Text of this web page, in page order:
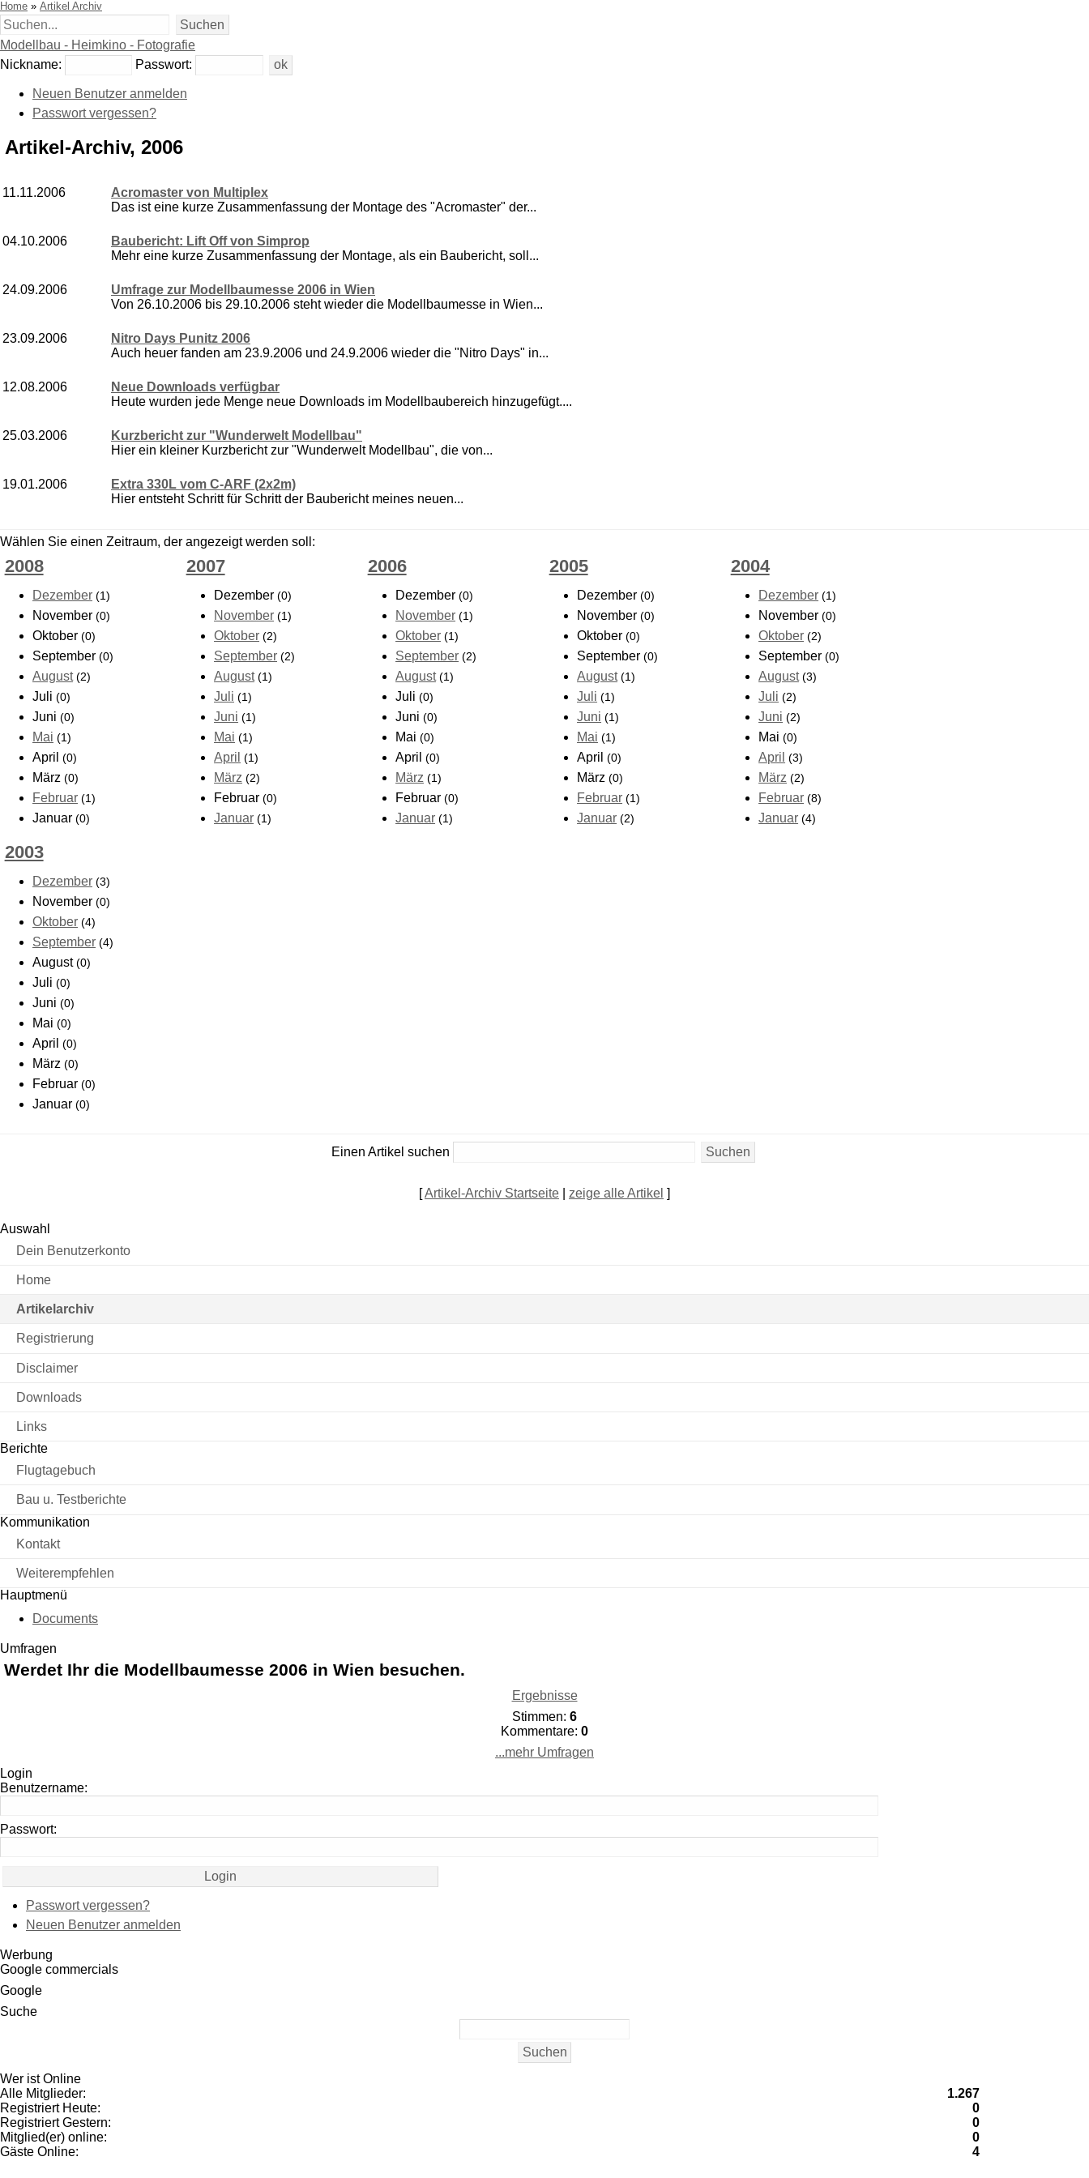
Home » Artikel Archiv
Modellbau - Heimkino - Fotografie
Nickname:
Passwort:
Neuen Benutzer anmelden
Passwort vergessen?
Artikel-Archiv, 2006
11.11.2006
Acromaster von Multiplex
Das ist eine kurze Zusammenfassung der Montage des "Acromaster" der...
04.10.2006
Baubericht: Lift Off von Simprop
Mehr eine kurze Zusammenfassung der Montage, als ein Baubericht, soll...
24.09.2006
Umfrage zur Modellbaumesse 2006 in Wien
Von 26.10.2006 bis 29.10.2006 steht wieder die Modellbaumesse in Wien...
23.09.2006
Nitro Days Punitz 2006
Auch heuer fanden am 23.9.2006 und 24.9.2006 wieder die "Nitro Days" in...
12.08.2006
Neue Downloads verfügbar
Heute wurden jede Menge neue Downloads im Modellbaubereich hinzugefügt....
25.03.2006
Kurzbericht zur "Wunderwelt Modellbau"
Hier ein kleiner Kurzbericht zur "Wunderwelt Modellbau", die von...
19.01.2006
Extra 330L vom C-ARF (2x2m)
Hier entsteht Schritt für Schritt der Baubericht meines neuen...
Wählen Sie einen Zeitraum, der angezeigt werden soll:
2008
Dezember (1)
November (0)
Oktober (0)
September (0)
August (2)
Juli (0)
Juni (0)
Mai (1)
April (0)
März (0)
Februar (1)
Januar (0)
2007
Dezember(0)
November (1)
Oktober (2)
September (2)
August (1)
Juli (1)
Juni (1)
Mai (1)
April (1)
März (2)
Februar(0)
Januar (1)
2006
Dezember(0)
November (1)
Oktober (1)
September (2)
August (1)
Juli(0)
Juni(0)
Mai(0)
April(0)
März (1)
Februar(0)
Januar (1)
2005
Dezember(0)
November(0)
Oktober(0)
September(0)
August (1)
Juli (1)
Juni (1)
Mai (1)
April(0)
März(0)
Februar (1)
Januar (2)
2004
Dezember (1)
November(0)
Oktober (2)
September(0)
August (3)
Juli (2)
Juni (2)
Mai(0)
April (3)
März (2)
Februar (8)
Januar (4)
2003
Dezember (3)
November (0)
Oktober (4)
September (4)
August (0)
Juli (0)
Juni (0)
Mai (0)
April (0)
März (0)
Februar (0)
Januar (0)
Einen Artikel suchen
[Artikel-Archiv Startseite zeige alle Artikel ]
Auswahl
Dein Benutzerkonto
Home
Artikelarchiv
Registrierung
Disclaimer
Downloads
Links
Berichte
Flugtagebuch
Bau u. Testberichte
Kommunikation
Kontakt
Weiterempfehlen
Hauptmenü
Documents
Umfragen
Werdet Ihr die Modellbaumesse 2006 in Wien besuchen.
Ergebnisse
Stimmen: 6
Kommentare: 0
...mehr Umfragen
Login
Benutzername:
Passwort:
Passwort vergessen?
Neuen Benutzer anmelden
Werbung
Google commercials
Google
Suche
Wer ist Online
Alle Mitglieder:
1.267
Registriert Heute:
0
Registriert Gestern:
0
Mitglied(er) online:
0
Gäste Online:
4